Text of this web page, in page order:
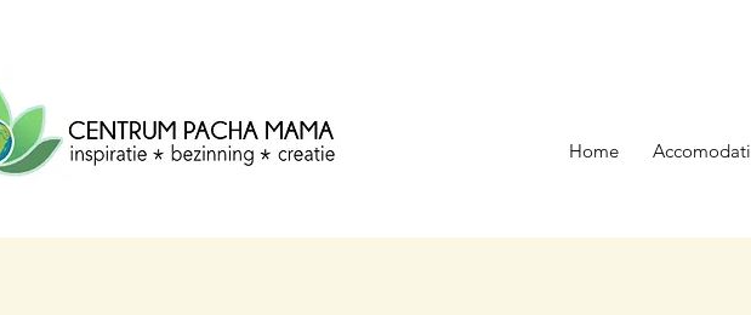
Centrum voor inspiratie, bezinning &
creatie.
Home